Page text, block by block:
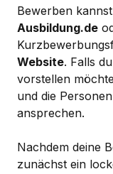
Bewerben
Ausbildung.de
Website. Falls
vorstellen
und die
ansprechen.
Nachdem deine
zunächst ein